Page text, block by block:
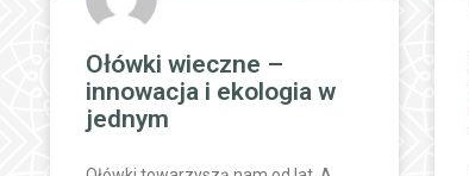
Ołówki wieczne –
innowacja i ekologia w
jednym